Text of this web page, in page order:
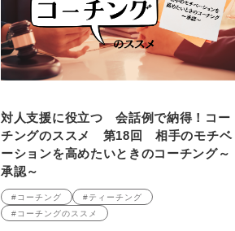
対人支援に役立つ 会話例で納得！コー
チングのススメ 第18回 相手のモチベ
ーションを高めたいときのコーチング～
承認～
#コーチング
#ティーチング
#コーチングのススメ